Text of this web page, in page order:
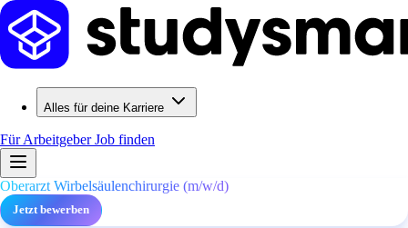
Alles für deine Karriere
Für ArbeitgeberJob finden
Oberarzt Wirbelsäulenchirurgie (m/w/d)
Jetzt bewerben